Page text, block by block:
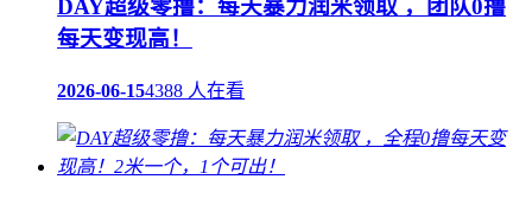
DAY超级零撸：每天暴力润米领取 ，团队0撸
每天变现高！
2026-06-154388 人在看